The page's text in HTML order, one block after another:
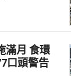
滿月 食環
口頭警告